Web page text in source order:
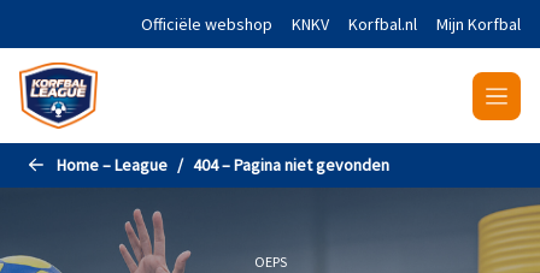
Naar de hoofdinhoud gaanOfficiële webshop KNKV Korfbal.nl Mijn Korfbal
Home – League 404 – Pagina niet gevonden
OEPS